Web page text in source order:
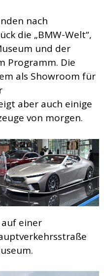
nach
die „BMW-Welt“,
und der
Programm. Die
als Showroom für
aber auch einige
von morgen.
einer